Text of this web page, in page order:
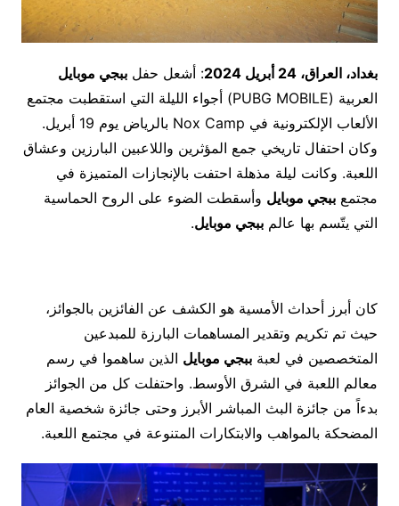
بغداد، العراق، 24 أبريل 2024 : أشعل حفل ببجي موبايل
العربية (PUBG MOBILE) أجواء الليلة التي استقطبت مجتمع
الألعاب الإلكترونية في Nox Camp بالرياض يوم 19 أبريل.
وكان احتفال تاريخي جمع المؤثرين واللاعبين البارزين وعشاق
اللعبة. وكانت ليلة مذهلة احتفت بالإنجازات المتميزة في
مجتمع ببجي موبايل وأسقطت الضوء على الروح الحماسية
التي يتّسم بها عالم ببجي موبايل.
كان أبرز أحداث الأمسية هو الكشف عن الفائزين بالجوائز،
حيث تم تكريم وتقدير المساهمات البارزة للمبدعين
المتخصصين في لعبة ببجي موبايل الذين ساهموا في رسم
معالم اللعبة في الشرق الأوسط. واحتفلت كل من الجوائز
بدءاً من جائزة البث المباشر الأبرز وحتى جائزة شخصية العام
المضحكة بالمواهب والابتكارات المتنوعة في مجتمع اللعبة.